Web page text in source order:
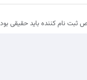
نام کننده باید حقیقی